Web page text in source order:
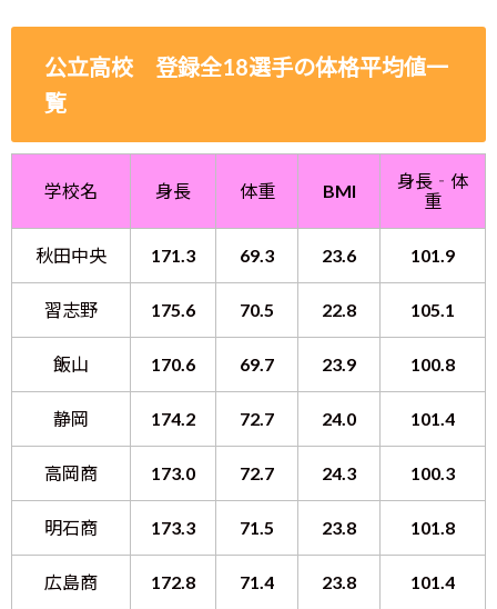
公立高校 登録全18選手の体格平均値一
覧
学校名 身長 体重 BMI
身長‐体
重
秋田中央 171.3 69.3 23.6 101.9
習志野 175.6 70.5 22.8 105.1
飯山 170.6 69.7 23.9 100.8
静岡 174.2 72.7 24.0 101.4
高岡商 173.0 72.7 24.3 100.3
明石商 173.3 71.5 23.8 101.8
広島商 172.8 71.4 23.8 101.4